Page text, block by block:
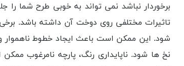
برخوردار نباشد نمی تواند به خوبی طرح شما را
تاثیرات مختلفی روی دوخت آن داشته باشد.
شود. این ممکن است باعث ایجاد خطوط
نخ ها شود. ناپایداری رنگ، پارچه نامرغوب